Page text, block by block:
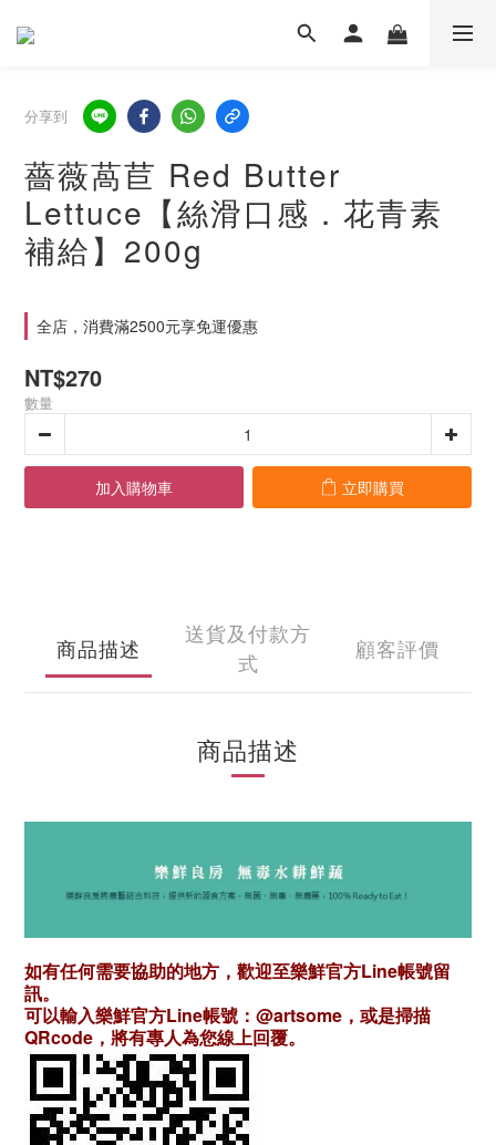
分享到
薔薇萵苣 Red Butter
Lettuce【絲滑口感．花青素
補給】200g
全店，消費滿2500元享免運優惠
NT$270
數量
加入購物車 立即購買
商品描述
送貨及付款方
式
顧客評價
商品描述
如有任何需要協助的地方，歡迎至樂鮮官方Line帳號留
訊。
可以輸入樂鮮官方Line帳號：@artsome，或是掃描
QRcode，將有專人為您線上回覆。